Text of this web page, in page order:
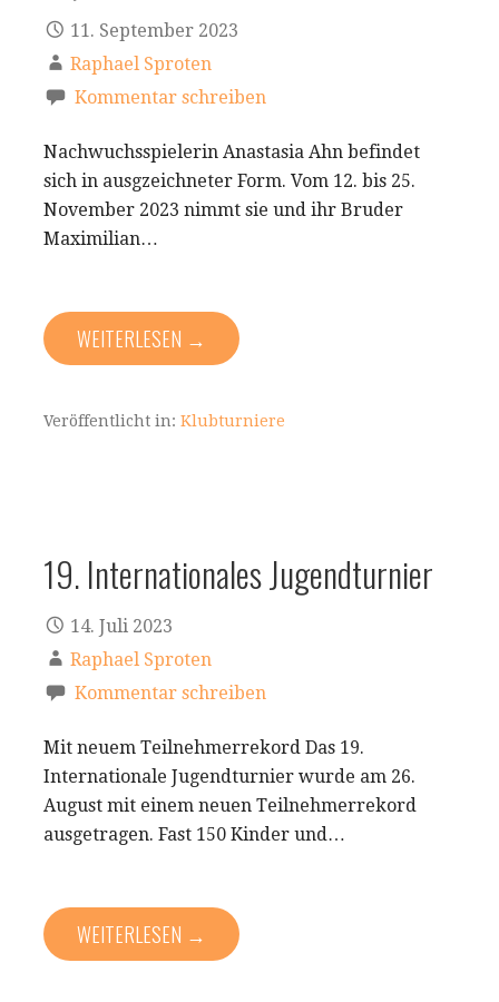
11. September 2023
Raphael Sproten
Kommentar schreiben
Nachwuchsspielerin Anastasia Ahn befindet
sich in ausgzeichneter Form. Vom 12. bis 25.
November 2023 nimmt sie und ihr Bruder
Maximilian…
WEITERLESEN →
Veröffentlicht in: Klubturniere
19. Internationales Jugendturnier
14. Juli 2023
Raphael Sproten
Kommentar schreiben
Mit neuem Teilnehmerrekord Das 19.
Internationale Jugendturnier wurde am 26.
August mit einem neuen Teilnehmerrekord
ausgetragen. Fast 150 Kinder und…
WEITERLESEN →